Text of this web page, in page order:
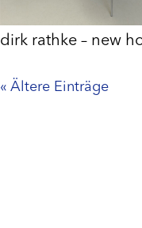
dirk rathke – new
« Ältere Einträge